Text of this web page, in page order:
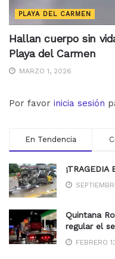
PLAYA DEL CARMEN
Hallan cuerpo sin
Playa del Carmen
MARZO 1, 2026
Por favor inicia sesión
En Tendencia
¡TRAGEDIA
Quintana
regular el
FEBRERO